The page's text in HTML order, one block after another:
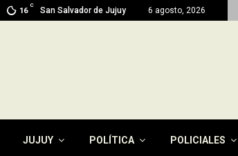
16
C
San Salvador de Jujuy 6 agosto, 2026
Jujuy: prevén máximas de 26…
JUJUY POLÍTICA POLICIALES